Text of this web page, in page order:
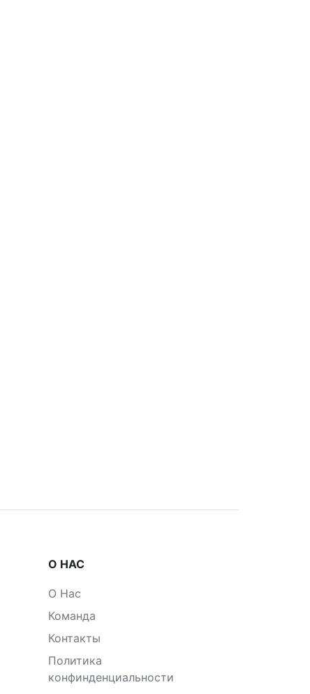
О НАС
О Нас
Команда
Контакты
Политика
конфинденциальности